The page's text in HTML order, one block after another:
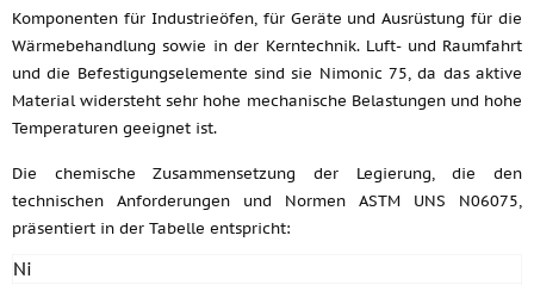
Komponenten für Industrieöfen, für Geräte und Ausrüstung für die
Wärmebehandlung sowie in der Kerntechnik. Luft- und Raumfahrt
und die Befestigungselemente sind sie Nimonic 75, da das aktive
Material widersteht sehr hohe mechanische Belastungen und hohe
Temperaturen geeignet ist.
Die chemische Zusammensetzung der Legierung, die den
technischen Anforderungen und Normen ASTM UNS N06075,
präsentiert in der Tabelle entspricht:
Ni